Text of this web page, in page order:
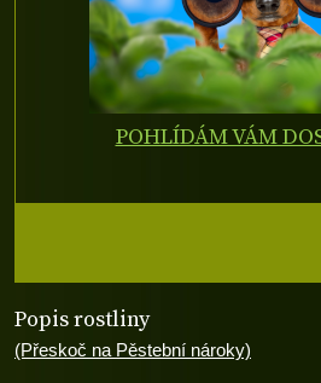
Popis rostliny
(Přeskoč na Pěstební nároky)
POHLÍDÁM VÁM